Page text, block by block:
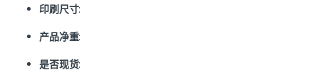
印刷尺寸:
产品净重:
是否现货: